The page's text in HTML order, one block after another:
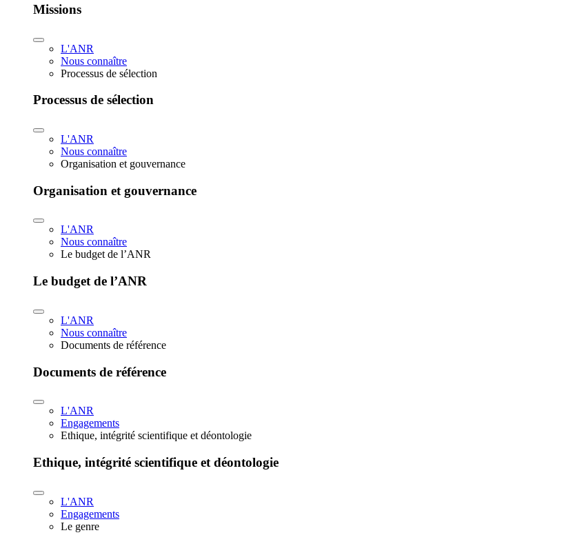
Missions
L'ANR
Nous connaître
Processus de sélection
Processus de sélection
L'ANR
Nous connaître
Organisation et gouvernance
Organisation et gouvernance
L'ANR
Nous connaître
Le budget de l’ANR
Le budget de l’ANR
L'ANR
Nous connaître
Documents de référence
Documents de référence
L'ANR
Engagements
Ethique, intégrité scientifique et déontologie
Ethique, intégrité scientifique et déontologie
L'ANR
Engagements
Le genre